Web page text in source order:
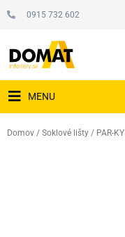
0915 732 602
MENU
Domov / Soklové lišty / PAR-KY